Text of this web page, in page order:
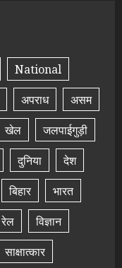
National
अपराध
असम
खेल
जलपाईगुड़ी
दुनिया
देश
बिहार
भारत
रेल
विज्ञान
साक्षात्कार